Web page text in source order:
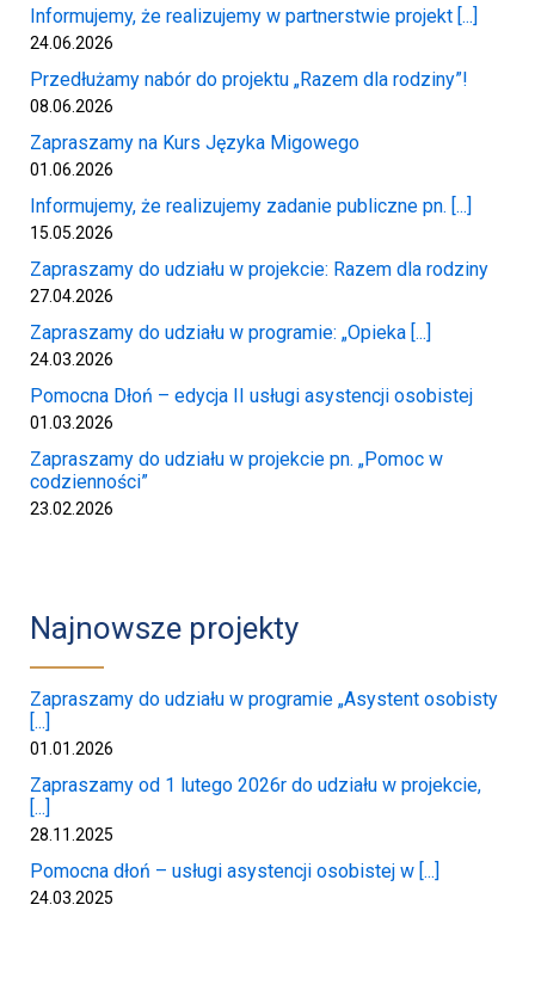
Informujemy, że realizujemy w partnerstwie projekt [...]
24.06.2026
Przedłużamy nabór do projektu „Razem dla rodziny”!
08.06.2026
Zapraszamy na Kurs Języka Migowego
01.06.2026
Informujemy, że realizujemy zadanie publiczne pn. [...]
15.05.2026
Zapraszamy do udziału w projekcie: Razem dla rodziny
27.04.2026
Zapraszamy do udziału w programie: „Opieka [...]
24.03.2026
Pomocna Dłoń – edycja II usługi asystencji osobistej
01.03.2026
Zapraszamy do udziału w projekcie pn. „Pomoc w
codzienności”
23.02.2026
Najnowsze projekty
Zapraszamy do udziału w programie „Asystent osobisty
[...]
01.01.2026
Zapraszamy od 1 lutego 2026r do udziału w projekcie,
[...]
28.11.2025
Pomocna dłoń – usługi asystencji osobistej w [...]
24.03.2025